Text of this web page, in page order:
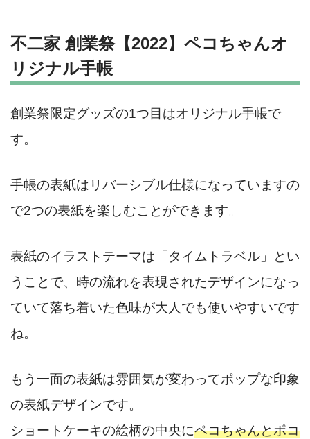
不二家 創業祭【2022】ペコちゃんオ
リジナル手帳
創業祭限定グッズの1つ目はオリジナル手帳で
す。
手帳の表紙はリバーシブル仕様になっていますの
で2つの表紙を楽しむことができます。
表紙のイラストテーマは「タイムトラベル」とい
うことで、時の流れを表現されたデザインになっ
ていて落ち着いた色味が大人でも使いやすいです
ね。
もう一面の表紙は雰囲気が変わってポップな印象
の表紙デザインです。
ショートケーキの絵柄の中央にペコちゃんとポコ